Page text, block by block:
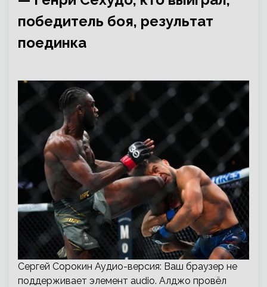
победитель боя, результат
поединка
Сергей Сорокин Аудио-версия: Ваш браузер не
поддерживает элемент audio. Алджо провёл